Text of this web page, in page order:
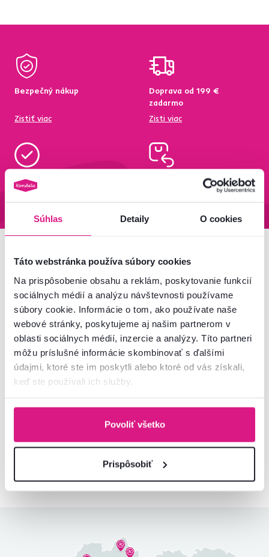
Súhlas Detaily O cookies
Táto webstránka používa súbory cookies
Na prispôsobenie obsahu a reklám, poskytovanie funkcií
sociálnych médií a analýzu návštevnosti používame
súbory cookie. Informácie o tom, ako používate naše
webové stránky, poskytujeme aj našim partnerom v
oblasti sociálnych médií, inzercie a analýzy. Títo partneri
môžu príslušné informácie skombinovať s ďalšími
údajmi, ktoré ste im poskytli alebo ktoré od vás získali,
keď ste používali ich služby.
Povoliť všetko
Prispôsobiť
Bezpečný nákup
Zistiť viac
Doprava od 199 €
zadarmo
Zisti viac
95 % tovaru na sklade
Zistiť viac
Vrátenie tovaru do 60 dní
Newsletter
Prihláste sa na odber a získajte uvítaciu zľavu
Navyše vám budeme posielať inšpirácie a výhodné
ponuky pre vaše bývanie.
Súhlasím s posielaním pravidelného newslettra
e‑mailov tak, aby vám nič neušlo.Návod nájdete tu